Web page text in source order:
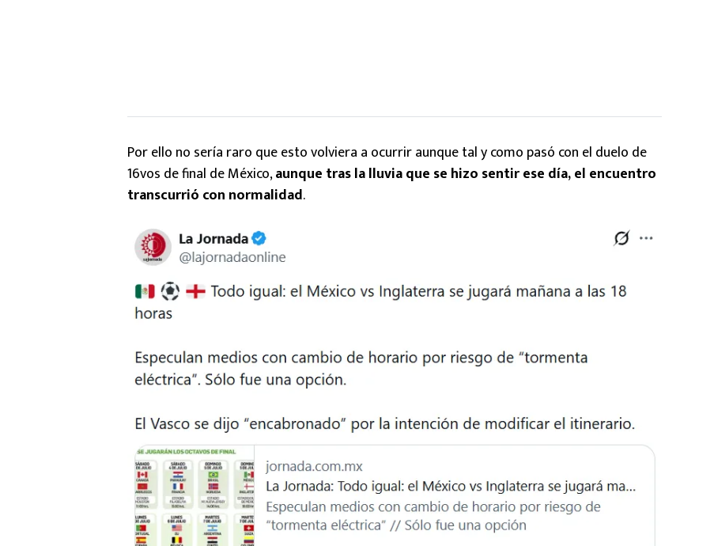
Por ello no sería raro que esto volviera a ocurrir aunque tal y como pasó con el duelo de
16vos de final de México,aunque tras la lluvia que se hizo sentir ese día, el encuentro
transcurrió con normalidad.